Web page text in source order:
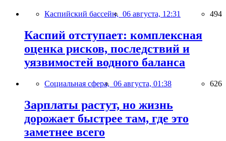
Каспийский бассейн, 06 августа, 12:31 494
Каспий отступает: комплексная
оценка рисков, последствий и
уязвимостей водного баланса
Социальная сфера, 06 августа, 01:38 626
Зарплаты растут, но жизнь
дорожает быстрее там, где это
заметнее всего